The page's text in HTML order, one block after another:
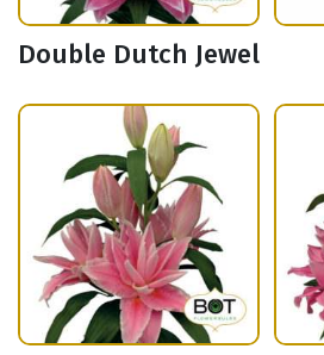
Double Dutch Jewel